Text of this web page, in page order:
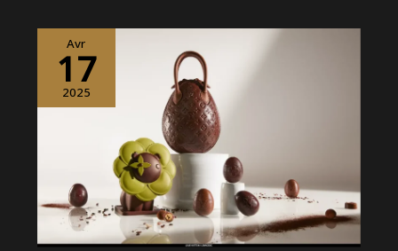
Avr
17
2025